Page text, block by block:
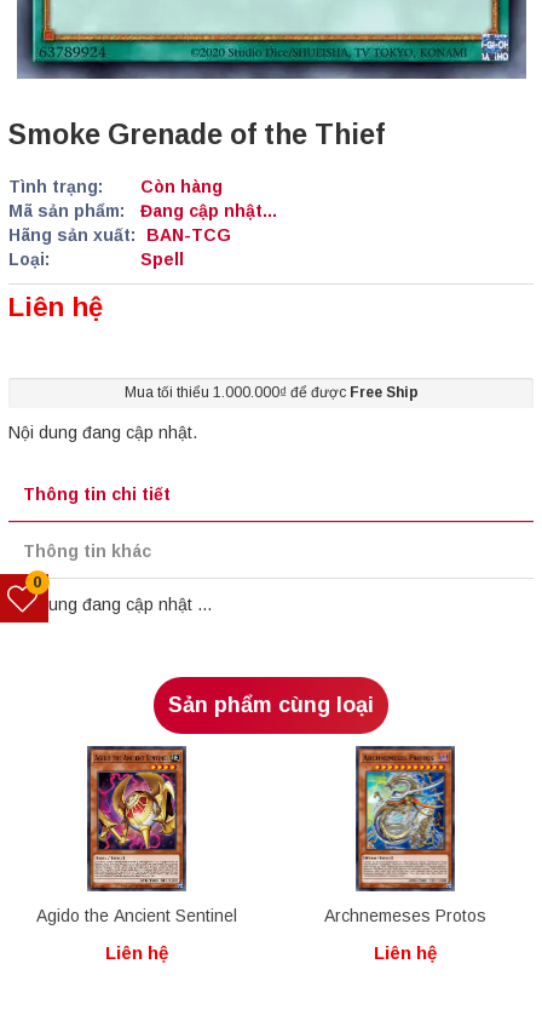
Smoke Grenade of the Thief
Tình trạng:
Còn hàng
Mã sản phẩm:
Đang cập nhật...
Hãng sản xuất:
BAN-TCG
Loại:
Spell
Liên hệ
Mua tối thiểu 1.000.000₫ để được Free Ship
Nội dung đang cập nhật.
Thông tin chi tiết
Thông tin khác
Nội dung đang cập nhật ...
Sản phẩm cùng loại
Agido the Ancient Sentinel
Liên hệ
Archnemeses Protos
Liên hệ
0